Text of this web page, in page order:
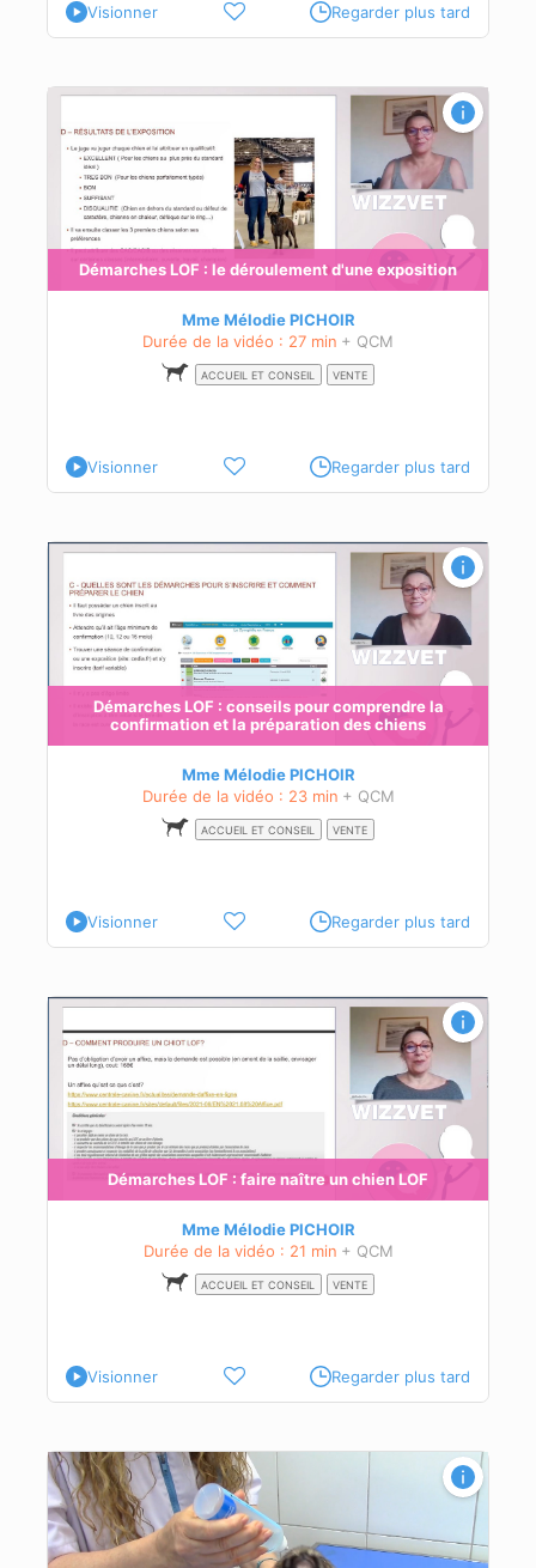
Visionner Regarder plus tard
Démarches LOF : le déroulement d'une exposition
Mme Mélodie PICHOIR
Durée de la vidéo : 27 min + QCM
ACCUEIL ET CONSEIL VENTE
Visionner Regarder plus tard
Démarches LOF : conseils pour comprendre la
confirmation et la préparation des chiens
Mme Mélodie PICHOIR
Durée de la vidéo : 23 min + QCM
ACCUEIL ET CONSEIL VENTE
Visionner Regarder plus tard
Démarches LOF : faire naître un chien LOF
Mme Mélodie PICHOIR
Durée de la vidéo : 21 min + QCM
ACCUEIL ET CONSEIL VENTE
Visionner Regarder plus tard